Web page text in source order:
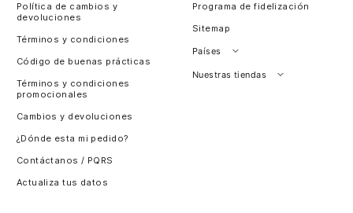
Política de cambios y
devoluciones
Términos y condiciones
Código de buenas prácticas
Términos y condiciones
promocionales
Cambios y devoluciones
¿Dónde esta mi pedido?
Contáctanos / PQRS
Actualiza tus datos
Programa de fidelización
Sitemap
Países
Perú
Nuestras tiendas